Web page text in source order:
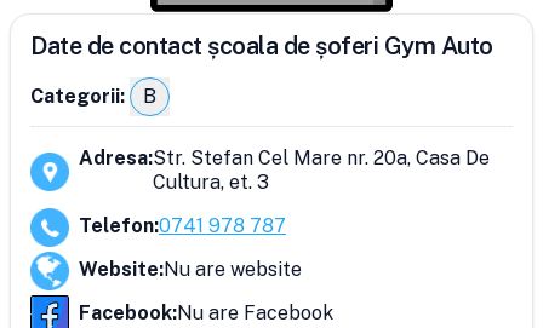
Date de contact școala de șoferi Gym Auto
Categorii: B
Adresa:Str. Stefan Cel Mare nr. 20a, Casa De
Cultura, et. 3
Telefon:0741 978 787
Website:Nu are website
Facebook:Nu are Facebook